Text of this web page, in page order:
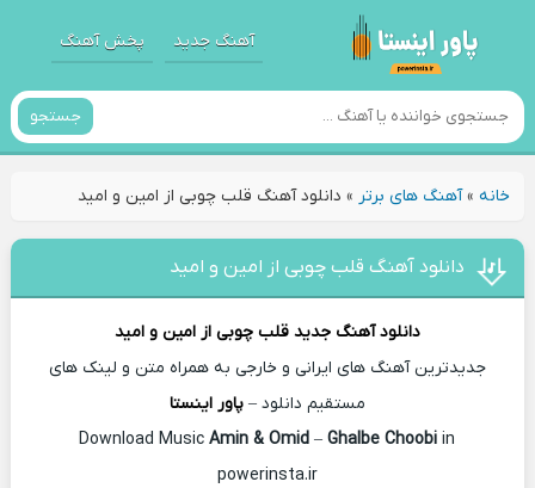
آهنگ جدید پخش آهنگ
جستجو
خانه»آهنگ های برتر » دانلود آهنگ قلب چوبی از امین و امید
دانلود آهنگ قلب چوبی از امین و امید
دانلود آهنگ جدید قلب چوبی از امین و امید
جدیدترین آهنگ های ایرانی و خارجی به همراه متن و لینک های
مستقیم دانلود – پاور اینستا
Amin & Omid – Ghalbe Choobi in
powerinsta.ir